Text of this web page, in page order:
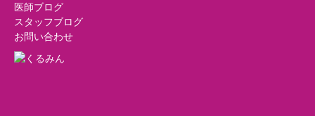
医師ブログ
スタッフブログ
お問い合わせ